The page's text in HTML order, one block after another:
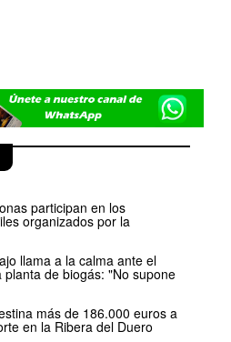
participan en los
organizados por la
llama a la calma ante el
de biogás: "No supone
más de 186.000 euros a
en la Ribera del Duero